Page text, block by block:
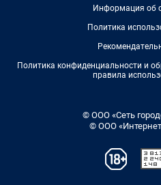
Информация об
Политика
Политика конфиденциальности и
правила
© ООО «Сеть
© ООО